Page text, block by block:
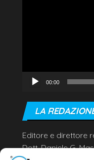
00:00
LA
Editore e direttore
Dott. Daniele G.